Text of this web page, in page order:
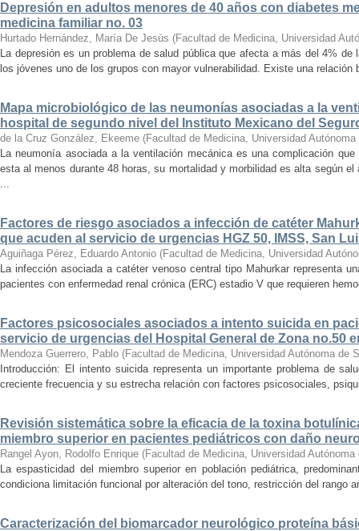
Depresión en adultos menores de 40 años con diabetes
medicina familiar no. 03
Hurtado Hernández, María De Jesús (Facultad de Medicina, Universidad
La depresión es un problema de salud pública que afecta a más del 4%
los jóvenes uno de los grupos con mayor vulnerabilidad. Existe una
Mapa microbiológico de las neumonías asociadas a la
hospital de segundo nivel del Instituto Mexicano del
de la Cruz González, Ekeeme (Facultad de Medicina, Universidad
La neumonía asociada a la ventilación mecánica es una complicación
esta al menos durante 48 horas, su mortalidad y morbilidad es alta según
...
Factores de riesgo asociados a infección de catéter
que acuden al servicio de urgencias HGZ 50, IMSS, San
Aguiñaga Pérez, Eduardo Antonio (Facultad de Medicina, Universidad
La infección asociada a catéter venoso central tipo Mahurkar representa
pacientes con enfermedad renal crónica (ERC) estadio V que requieren
Factores psicosociales asociados a intento suicida en
servicio de urgencias del Hospital General de Zona no.50
Mendoza Guerrero, Pablo (Facultad de Medicina, Universidad Autónoma de
Introducción: El intento suicida representa un importante problema de
creciente frecuencia y su estrecha relación con factores psicosociales,
Revisión sistemática sobre la eficacia de la toxina
miembro superior en pacientes pediátricos con daño
Rangel Ayon, Rodolfo Enrique (Facultad de Medicina, Universidad
La espasticidad del miembro superior en población pediátrica,
condiciona limitación funcional por alteración del tono, restricción del rango
Caracterización del biomarcador neurológico proteína